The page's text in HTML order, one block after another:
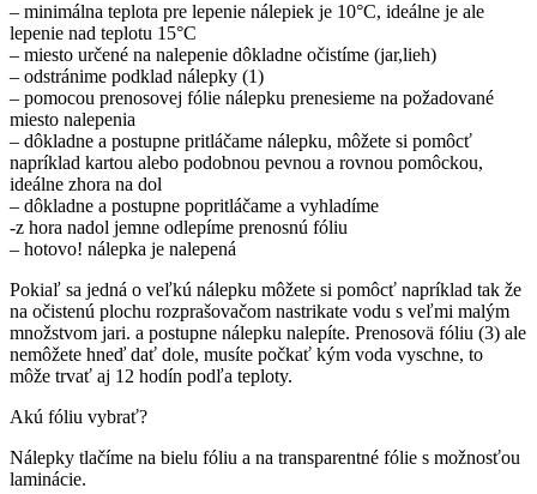
– minimálna teplota pre lepenie nálepiek je 10°C, ideálne je ale
lepenie nad teplotu 15°C
– miesto určené na nalepenie dôkladne očistíme (jar,lieh)
– odstránime podklad nálepky (1)
– pomocou prenosovej fólie nálepku prenesieme na požadované
miesto nalepenia
– dôkladne a postupne pritláčame nálepku, môžete si pomôcť
napríklad kartou alebo podobnou pevnou a rovnou pomôckou,
ideálne zhora na dol
– dôkladne a postupne popritláčame a vyhladíme
-z hora nadol jemne odlepíme prenosnú fóliu
– hotovo! nálepka je nalepená
Pokiaľ sa jedná o veľkú nálepku môžete si pomôcť napríklad tak že
na očistenú plochu rozprašovačom nastrikate vodu s veľmi malým
množstvom jari. a postupne nálepku nalepíte. Prenosovä fóliu (3) ale
nemôžete hneď dať dole, musíte počkať kým voda vyschne, to
môže trvať aj 12 hodín podľa teploty.
Akú fóliu vybrať?
Nálepky tlačíme na bielu fóliu a na transparentné fólie s možnosťou
laminácie.